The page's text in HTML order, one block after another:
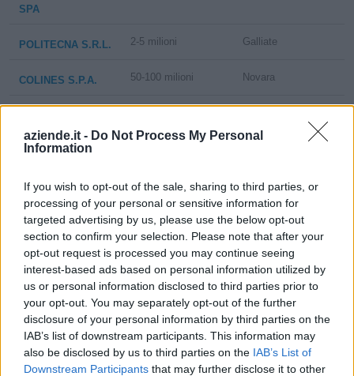
aziende.it - Do Not Process My Personal
Information
If you wish to opt-out of the sale, sharing to third parties, or
processing of your personal or sensitive information for
targeted advertising by us, please use the below opt-out
section to confirm your selection. Please note that after your
opt-out request is processed you may continue seeing
interest-based ads based on personal information utilized by
us or personal information disclosed to third parties prior to
your opt-out. You may separately opt-out of the further
disclosure of your personal information by third parties on the
IAB’s list of downstream participants. This information may
also be disclosed by us to third parties on the IAB’s List of
Downstream Participants that may further disclose it to other
SPA
POLITECNA S.R.L. 2-5 milioni Galliate
COLINES S.P.A. 50-100 milioni Novara
S.R.L.
AMUT SPA 50-100 milioni Novara
TECNOVA S.R.L. 5-10 milioni Oleggio
L. LUNARDON
SRL
2-5 milioni
COLINES AIR
BUBBLE S.R.L. IN
LIQUIDAZIONE
2-5 milioni
San Pietro
Mosezzo